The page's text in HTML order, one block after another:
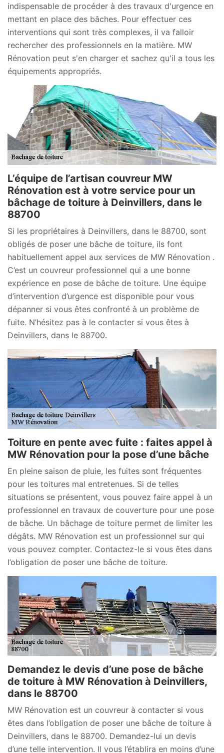
indispensable de procéder à des travaux d'urgence en
mettant en place des bâches. Pour effectuer ces
interventions qui sont très complexes, il va falloir
rechercher des professionnels en la matière. MW
Rénovation peut s'en charger et sachez qu'il a tous les
équipements appropriés.
L’équipe de l’artisan couvreur MW
Rénovation est à votre service pour un
bâchage de toiture à Deinvillers, dans le
88700
Si les propriétaires à Deinvillers, dans le 88700, sont
obligés de poser une bâche de toiture, ils font
habituellement appel aux services de MW Rénovation .
C’est un couvreur professionnel qui a une bonne
expérience en pose de bâche de toiture. Une équipe
d’intervention d’urgence est disponible pour vous
dépanner si vous êtes confronté à un problème de
fuite. N’hésitez pas à le contacter si vous êtes à
Deinvillers, dans le 88700.
Toiture en pente avec fuite : faites appel à
MW Rénovation pour la pose d’une bâche
En pleine saison de pluie, les fuites sont fréquentes
pour les toitures mal entretenues. Si de telles
situations se présentent, vous pouvez faire appel à un
professionnel en travaux de couverture pour une pose
de bâche. Un bâchage de toiture permet de limiter les
dégâts. MW Rénovation est un professionnel sur qui
vous pouvez compter. Contactez-le si vous êtes dans
l’obligation de poser une bâche de toiture.
Demandez le devis d’une pose de bâche
de toiture à MW Rénovation à Deinvillers,
dans le 88700
MW Rénovation est un couvreur à contacter si vous
êtes dans l’obligation de poser une bâche de toiture à
Deinvillers, dans le 88700. Demandez-lui un devis
d’une telle intervention. Il vous l’établira en moins d’une